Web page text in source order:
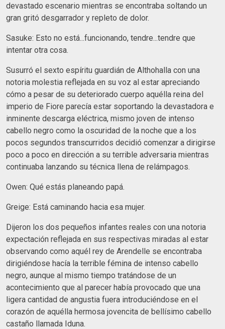
devastado escenario mientras se encontraba soltando un
gran gritó desgarrador y repleto de dolor.
Sasuke: Esto no está...funcionando, tendre...tendre que
intentar otra cosa.
Susurró el sexto espíritu guardián de Althohalla con una
notoria molestia reflejada en su voz al estar apreciando
cómo a pesar de su deteriorado cuerpo aquélla reina del
imperio de Fiore parecía estar soportando la devastadora e
inminente descarga eléctrica, mismo joven de intenso
cabello negro como la oscuridad de la noche que a los
pocos segundos transcurridos decidió comenzar a dirigirse
poco a poco en dirección a su terrible adversaria mientras
continuaba lanzando su técnica llena de relámpagos.
Owen: Qué estás planeando papá.
Greige: Está caminando hacia esa mujer.
Dijeron los dos pequeños infantes reales con una notoria
expectación reflejada en sus respectivas miradas al estar
observando como aquél rey de Arendelle se encontraba
dirigiéndose hacía la terrible fémina de intenso cabello
negro, aunque al mismo tiempo tratándose de un
acontecimiento que al parecer había provocado que una
ligera cantidad de angustia fuera introduciéndose en el
corazón de aquélla hermosa jovencita de bellísimo cabello
castaño llamada Iduna.